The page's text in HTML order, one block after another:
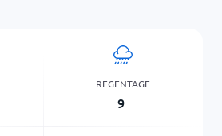
REGENTAGE
9